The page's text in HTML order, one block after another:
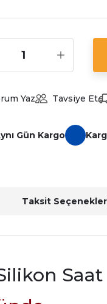
Yaz Tavsiye Et
Gün Kargo
Taksit